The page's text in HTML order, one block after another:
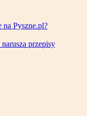
Pyszne.pl?
przepisy